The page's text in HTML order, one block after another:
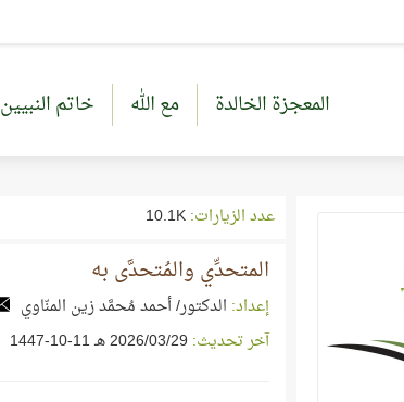
المعجزة الخالدة مع الله خاتم النبيين
عدد الزيارات:
المتحدِّي والمُتحدَّى به
إعداد: الدكتور/ أحمد مُحمَّد زين المنّاوي
آخر تحديث: 29‏/03‏/2026 هـ 11-10-1447